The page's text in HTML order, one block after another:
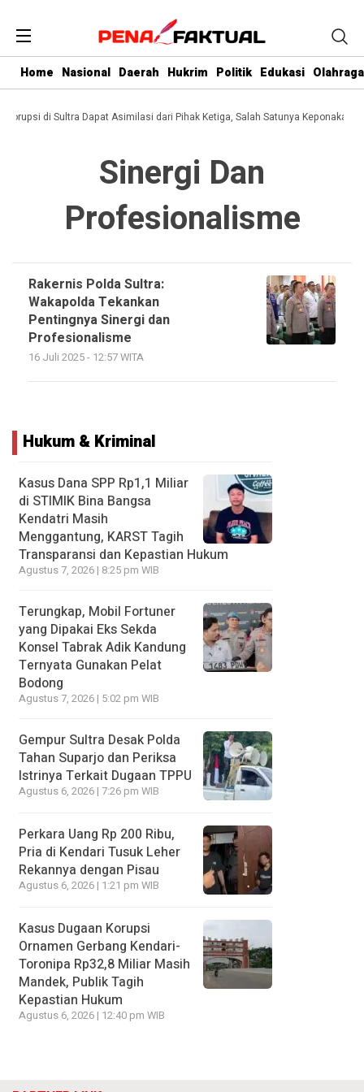
Home Nasional Daerah Hukrim Politik Edukasi Olahraga
Korupsi di Sultra Dapat Asimilasi dari Pihak Ketiga, Salah Satunya Keponakan
Sinergi Dan
Profesionalisme
Rakernis Polda Sultra:
Wakapolda Tekankan
Pentingnya Sinergi dan
Profesionalisme
16 Juli 2025 - 12:57 WITA
Hukum & Kriminal
Kasus Dana SPP Rp1,1 Miliar
di STIMIK Bina Bangsa
Kendatri Masih
Menggantung, KARST Tagih
Transparansi dan Kepastian Hukum
Agustus 7, 2026 | 8:25 pm WIB
Terungkap, Mobil Fortuner
yang Dipakai Eks Sekda
Konsel Tabrak Adik Kandung
Ternyata Gunakan Pelat
Bodong
Agustus 7, 2026 | 5:02 pm WIB
Gempur Sultra Desak Polda
Tahan Suparjo dan Periksa
Istrinya Terkait Dugaan TPPU
Agustus 6, 2026 | 7:26 pm WIB
Perkara Uang Rp 200 Ribu,
Pria di Kendari Tusuk Leher
Rekannya dengan Pisau
Agustus 6, 2026 | 1:21 pm WIB
Kasus Dugaan Korupsi
Ornamen Gerbang Kendari-
Toronipa Rp32,8 Miliar Masih
Mandek, Publik Tagih
Kepastian Hukum
Agustus 6, 2026 | 12:40 pm WIB